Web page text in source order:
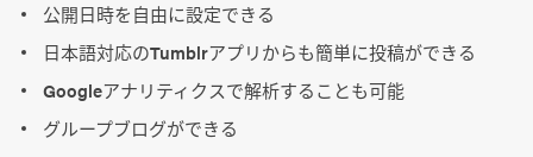
公開日時を自由に設定できる
日本語対応のTumblrアプリからも簡単に投稿ができる
Googleアナリティクスで解析することも可能
グループブログができる